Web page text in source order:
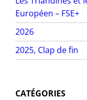
Européen – FSE+
2026
2025, Clap de fin
CATÉGORIES